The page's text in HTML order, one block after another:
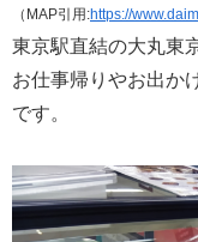
（MAP引用:https://
東京駅直結の大丸東
お仕事帰りやお出か
です。